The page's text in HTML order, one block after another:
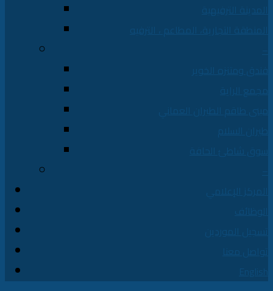
المدينة الترفيهية
المنطقة التجارية، المطاعم ، الترفيه
–
فندق ومتنزه الخوير
مجمع الراية
مبنى طاقم الطيران العماني
طيران السلام
سوق شاطئ الحافة
–
المركز الإعلامي
الوظائف
تسجيل الموردين
تواصل معنا
English